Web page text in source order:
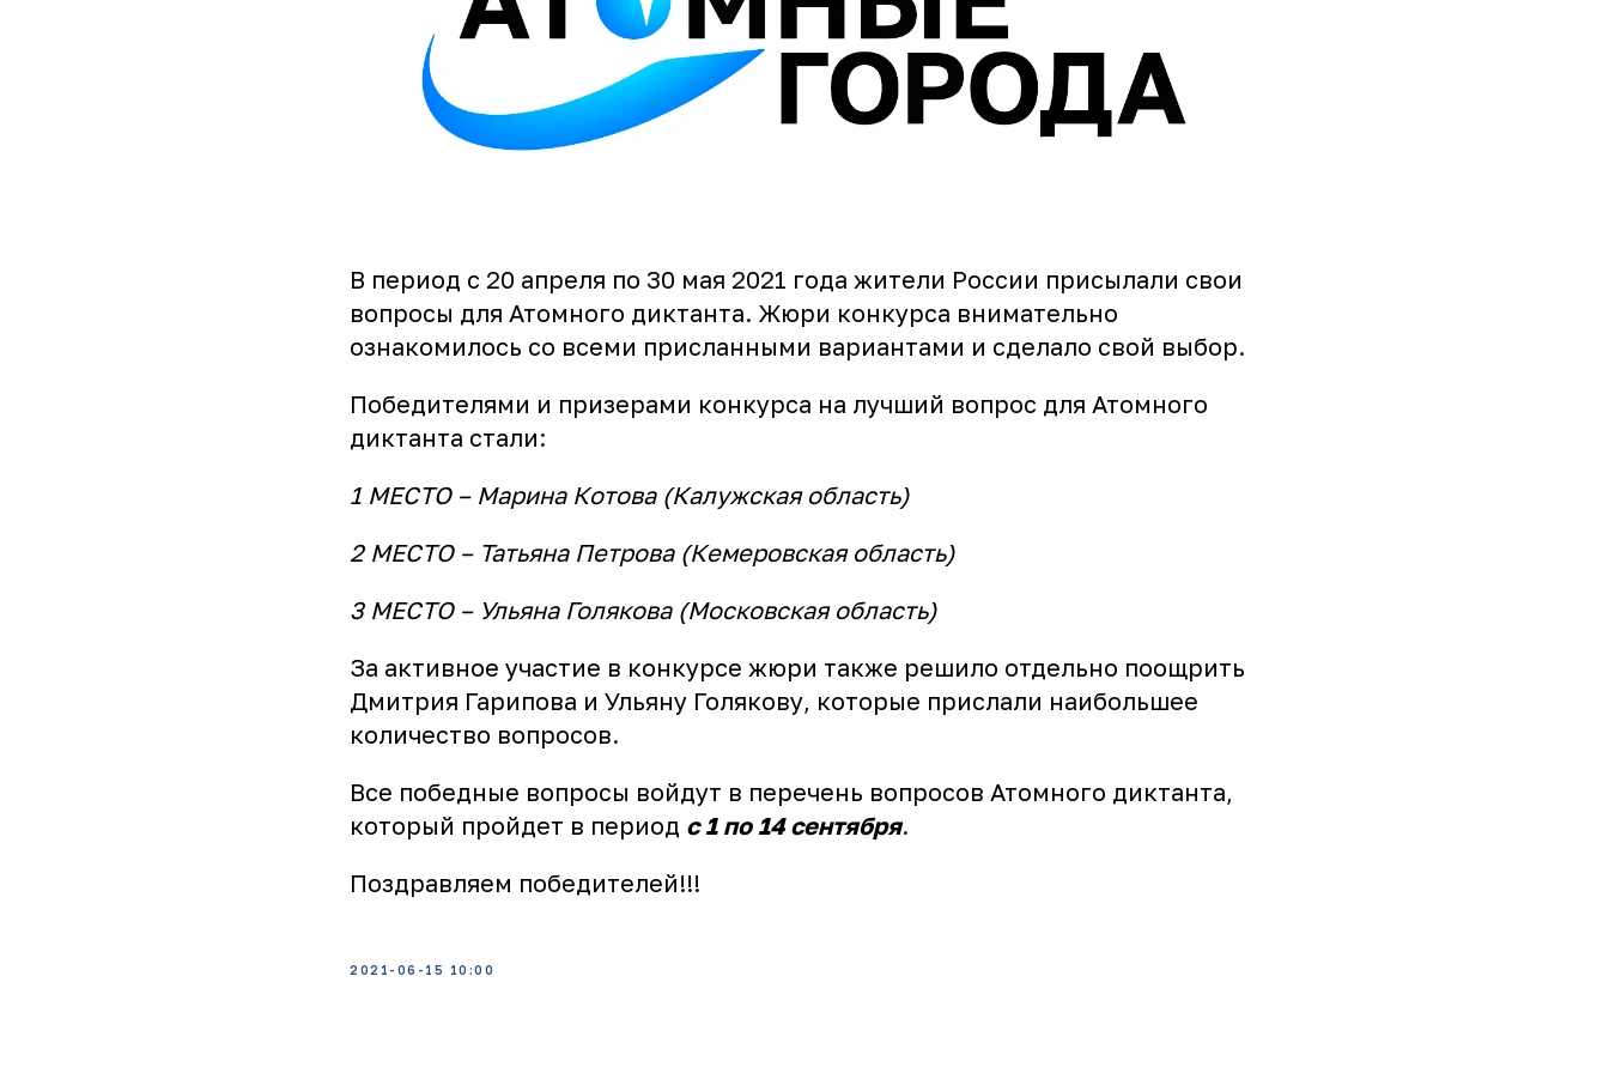
В период с 20 апреля по 30 мая 2021 года жители России присылали свои
вопросы для Атомного диктанта. Жюри конкурса внимательно
ознакомилось со всеми присланными вариантами и сделало свой выбор.
Победителями и призерами конкурса на лучший вопрос для Атомного
диктанта стали:
1 МЕСТО – Марина Котова (Калужская область)
2 МЕСТО – Татьяна Петрова (Кемеровская область)
3 МЕСТО – Ульяна Голякова (Московская область)
За активное участие в конкурсе жюри также решило отдельно поощрить
Дмитрия Гарипова и Ульяну Голякову, которые прислали наибольшее
количество вопросов.
Все победные вопросы войдут в перечень вопросов Атомного диктанта,
который пройдет в период с 1 по 14 сентября.
Поздравляем победителей!!!
2021-06-15 10:00